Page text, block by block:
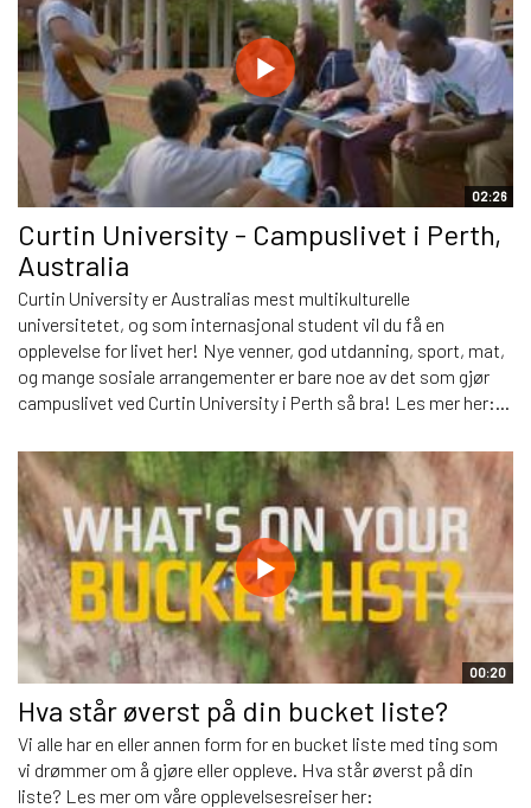
02:26
Curtin University - Campuslivet i Perth,
Australia
Curtin University er Australias mest multikulturelle
universitetet, og som internasjonal student vil du få en
opplevelse for livet her! Nye venner, god utdanning, sport, mat,
og mange sosiale arrangementer er bare noe av det som gjør
campuslivet ved Curtin University i Perth så bra! Les mer her:...
00:20
Hva står øverst på din bucket liste?
Vi alle har en eller annen form for en bucket liste med ting som
vi drømmer om å gjøre eller oppleve. Hva står øverst på din
liste? Les mer om våre opplevelsesreiser her: